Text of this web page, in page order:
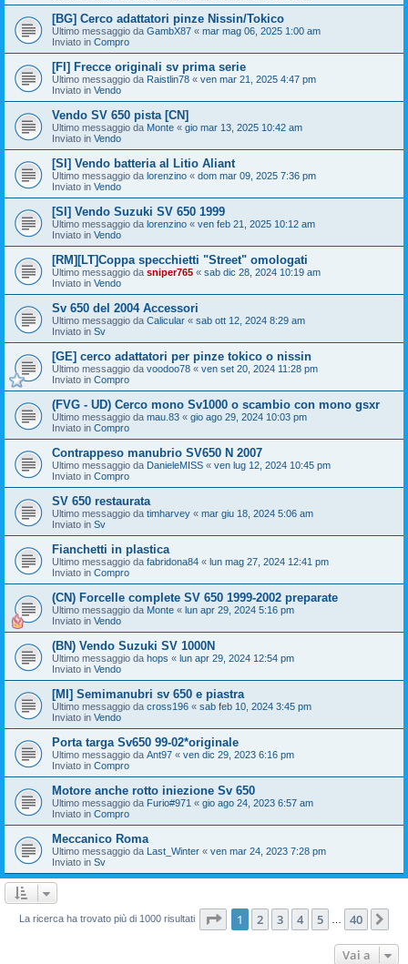
[BG] Cerco adattatori pinze Nissin/Tokico
Ultimo messaggio da GambX87 « mar mag 06, 2025 1:00 am
Inviato in Compro
[FI] Frecce originali sv prima serie
Ultimo messaggio da Raistlin78 « ven mar 21, 2025 4:47 pm
Inviato in Vendo
Vendo SV 650 pista [CN]
Ultimo messaggio da Monte « gio mar 13, 2025 10:42 am
Inviato in Vendo
[SI] Vendo batteria al Litio Aliant
Ultimo messaggio da lorenzino « dom mar 09, 2025 7:36 pm
Inviato in Vendo
[SI] Vendo Suzuki SV 650 1999
Ultimo messaggio da lorenzino « ven feb 21, 2025 10:12 am
Inviato in Vendo
[RM][LT]Coppa specchietti "Street" omologati
Ultimo messaggio da sniper765 « sab dic 28, 2024 10:19 am
Inviato in Vendo
Sv 650 del 2004 Accessori
Ultimo messaggio da Calicular « sab ott 12, 2024 8:29 am
Inviato in Sv
[GE] cerco adattatori per pinze tokico o nissin
Ultimo messaggio da voodoo78 « ven set 20, 2024 11:28 pm
Inviato in Compro
(FVG - UD) Cerco mono Sv1000 o scambio con mono gsxr
Ultimo messaggio da mau.83 « gio ago 29, 2024 10:03 pm
Inviato in Compro
Contrappeso manubrio SV650 N 2007
Ultimo messaggio da DanieleMISS « ven lug 12, 2024 10:45 pm
Inviato in Compro
SV 650 restaurata
Ultimo messaggio da timharvey « mar giu 18, 2024 5:06 am
Inviato in Sv
Fianchetti in plastica
Ultimo messaggio da fabridona84 « lun mag 27, 2024 12:41 pm
Inviato in Compro
(CN) Forcelle complete SV 650 1999-2002 preparate
Ultimo messaggio da Monte « lun apr 29, 2024 5:16 pm
Inviato in Vendo
(BN) Vendo Suzuki SV 1000N
Ultimo messaggio da hops « lun apr 29, 2024 12:54 pm
Inviato in Vendo
[MI] Semimanubri sv 650 e piastra
Ultimo messaggio da cross196 « sab feb 10, 2024 3:45 pm
Inviato in Vendo
Porta targa Sv650 99-02*originale
Ultimo messaggio da Ant97 « ven dic 29, 2023 6:16 pm
Inviato in Compro
Motore anche rotto iniezione Sv 650
Ultimo messaggio da Furio#971 « gio ago 24, 2023 6:57 am
Inviato in Compro
Meccanico Roma
Ultimo messaggio da Last_Winter « ven mar 24, 2023 7:28 pm
Inviato in Sv
La ricerca ha trovato più di 1000 risultati Pagina di 40
1 2 3 4 5 40
Vai a